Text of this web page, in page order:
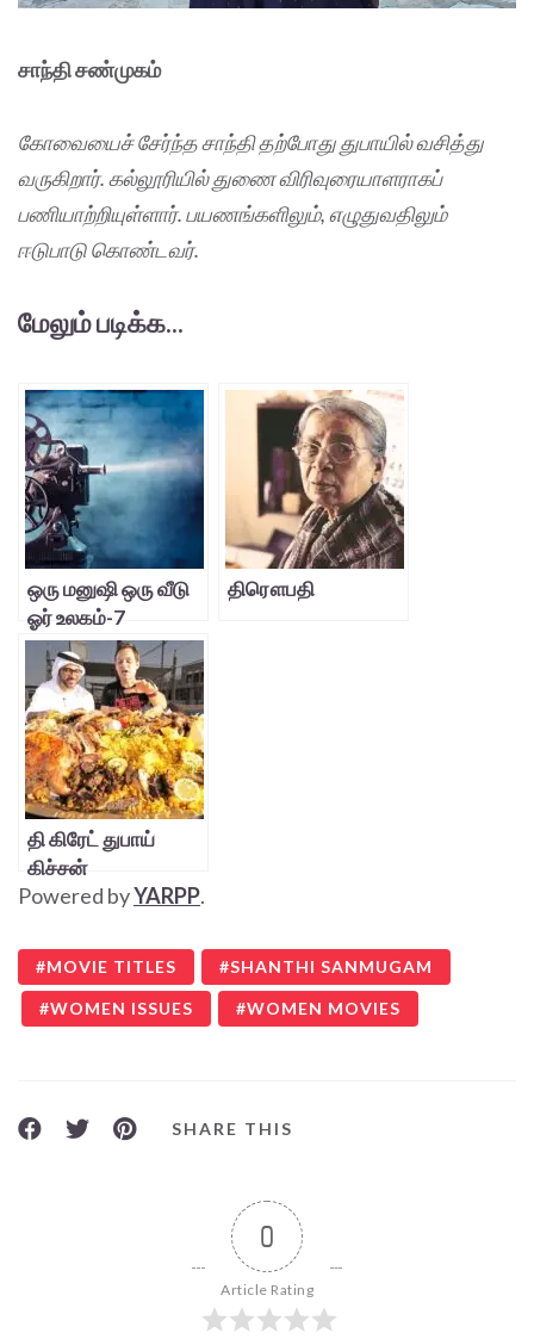
சாந்தி சண்முகம்
கோவையைச் சேர்ந்த சாந்தி தற்போது துபாயில் வசித்து
வருகிறார். கல்லூரியில் துணை விரிவுரையாளராகப்
பணியாற்றியுள்ளார். பயணங்களிலும், எழுதுவதிலும்
ஈடுபாடு கொண்டவர்.
மேலும் படிக்க...
ஒரு மனுஷி ஒரு வீடு
ஓர் உலகம்-7
திரௌபதி
தி கிரேட் துபாய்
கிச்சன்
Powered byYARPP.
MOVIE TITLES SHANTHI SANMUGAM
WOMEN ISSUES WOMEN MOVIES
SHARE THIS
0
Article Rating